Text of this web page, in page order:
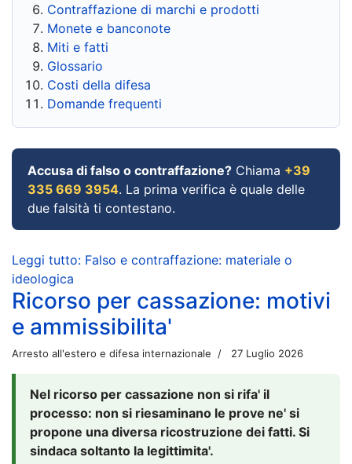
Contraffazione di marchi e prodotti
Monete e banconote
Miti e fatti
Glossario
Costi della difesa
Domande frequenti
Accusa di falso o contraffazione? Chiama +39
335 669 3954. La prima verifica è quale delle
due falsità ti contestano.
Leggi tutto: Falso e contraffazione: materiale o
ideologica
Ricorso per cassazione: motivi
e ammissibilita'
Arresto all'estero e difesa internazionale 27 Luglio 2026
Nel ricorso per cassazione non si rifa' il
processo: non si riesaminano le prove ne' si
propone una diversa ricostruzione dei fatti. Si
sindaca soltanto la legittimita'.